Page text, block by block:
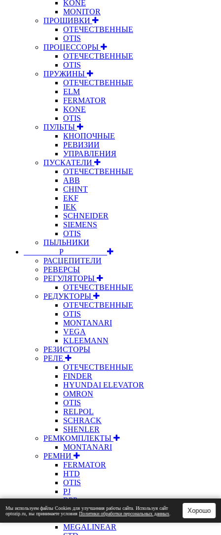
KONE
MONITOR
ПРОШИВКИ
ОТЕЧЕСТВЕННЫЕ
OTIS
ПРОЦЕССОРЫ
ОТЕЧЕСТВЕННЫЕ
OTIS
ПРУЖИНЫ
ОТЕЧЕСТВЕННЫЕ
ELM
FERMATOR
KONE
OTIS
ПУЛЬТЫ
КНОПОЧНЫЕ
РЕВИЗИИ
УПРАВЛЕНИЯ
ПУСКАТЕЛИ
ОТЕЧЕСТВЕННЫЕ
ABB
CHINT
EKF
IEK
SCHNEIDER
SIEMENS
OTIS
ПЫЛЬНИКИ
⠀⠀⠀⠀⠀⠀Р⠀⠀⠀⠀⠀⠀⠀
РАСЦЕПИТЕЛИ
РЕВЕРСЫ
РЕГУЛЯТОРЫ
ОТЕЧЕСТВЕННЫЕ
РЕДУКТОРЫ
ОТЕЧЕСТВЕННЫЕ
OTIS
MONTANARI
VEGA
KLEEMANN
РЕЗИСТОРЫ
РЕЛЕ
ОТЕЧЕСТВЕННЫЕ
FINDER
HYUNDAI ELEVATOR
OMRON
OTIS
RELPOL
SCHRACK
SHENLER
РЕМКОМПЛЕКТЫ
MONTANARI
РЕМНИ
FERMATOR
HTD
OTIS
PJ
RPP
KONE
MEGADYNE
MEGALINEAR
Мы используем файлы Сookies для улучшения работы сайта. Используя сайт
optozip.ru, вы принимаете условияПолитики обработки персональных данных Хорошо